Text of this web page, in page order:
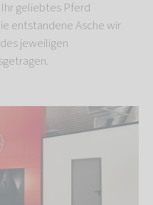
geliebtes Pferd
entstandene Asche wir
jeweiligen